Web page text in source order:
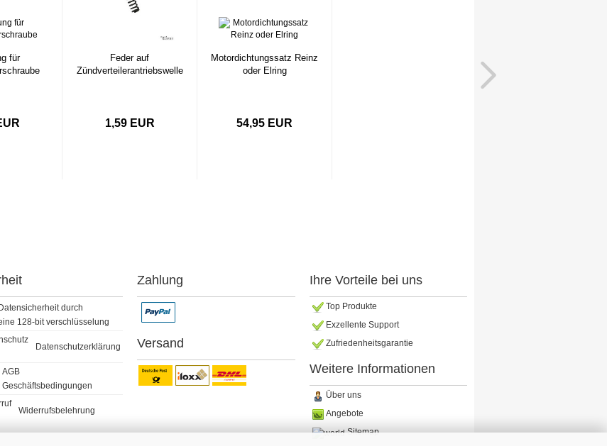
für
Feder auf
Zündverteilerantriebswelle
1,59 EUR
Motordichtungssatz Reinz
oder Elring
54,95 EUR
Datensicherheit durch
128-bit verschlüsselung
Datenschutzerklärung
AGB
Geschäftsbedingungen
Widerrufsbelehrung
Zahlung
Versand
Ihre Vorteile bei uns
Top Produkte
Exzellente Support
Zufriedenheitsgarantie
Weitere Informationen
Über uns
Angebote
Sitemap